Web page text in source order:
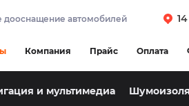
автомобилей
Компания Прайс Оплата
и мультимедиа